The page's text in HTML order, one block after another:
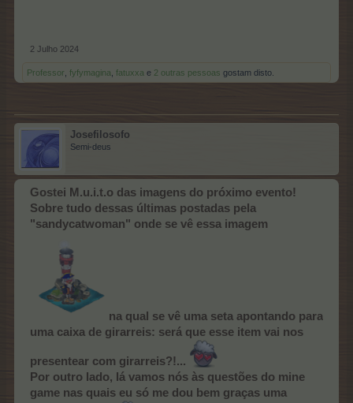
2 Julho 2024
Professor fyfymagina fatuxxa e 2 outras pessoas gostam disto.
Josefilosofo
Semi-deus
Gostei M.u.i.t.o das imagens do próximo evento!
Sobre tudo dessas últimas postadas pela
"sandycatwoman" onde se vê essa imagem
na qual se vê uma seta apontando para
uma caixa de girarreis: será que esse item vai nos
presentear com girarreis?!...
Por outro lado, lá vamos nós às questões do mine
game nas quais eu só me dou bem graças uma